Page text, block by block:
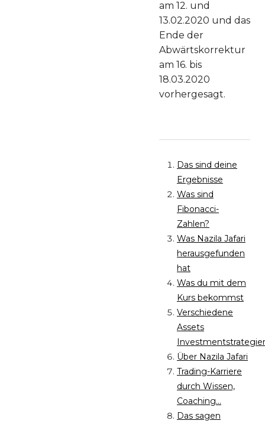
am 12. und
13.02.2020 und das
Ende der
Abwärtskorrektur
am 16. bis
18.03.2020
vorhergesagt.
Das sind deine
Ergebnisse
Was sind
Fibonacci-
Zahlen?
Was Nazila Jafari
herausgefunden
hat
Was du mit dem
Kurs bekommst
Verschiedene
Assets
Über Nazila Jafari
Trading-Karriere
durch Wissen,
Coaching...
Das sagen